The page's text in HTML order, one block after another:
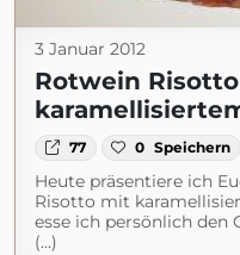
3 Januar 2012
Rotwein
77 0 Speichern
Heute präsentiere ich
Risotto mit
esse ich persönlich den
(...)